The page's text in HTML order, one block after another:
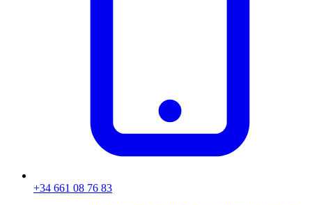
+34 661 08 76 83